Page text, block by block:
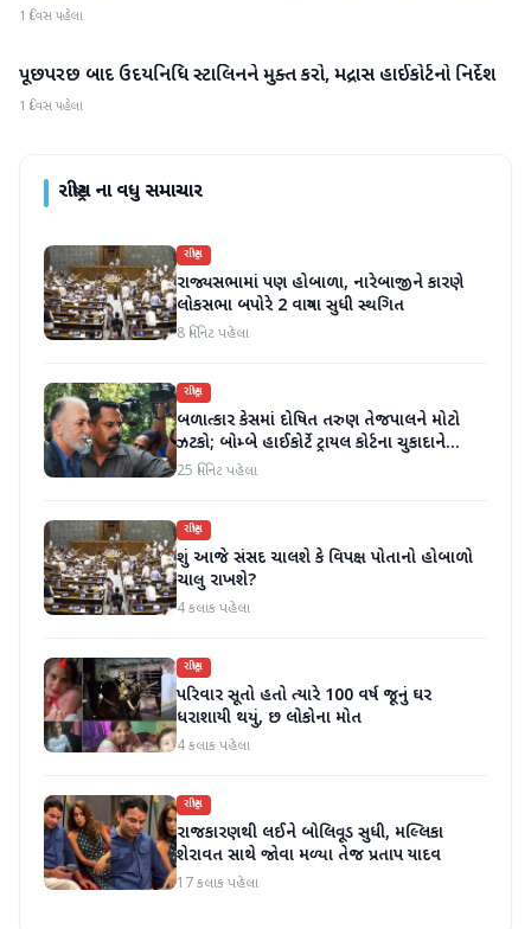
1 દિવસ પહેલા
રાષ્ટ્રીય
પૂછપરછ બાદ ઉદયનિધિ સ્ટાલિનને મુક્ત કરો, મદ્રાસ હાઈકોર્ટનો નિર્દેશ
1 દિવસ પહેલા
રાષ્ટ્રીયના વધુ સમાચાર
રાષ્ટ્રીય
રાજ્યસભામાં પણ હોબાળા, નારેબાજીને કારણે
લોકસભા બપોરે 2 વાગ્યા સુધી સ્થગિત
8 મિનિટ પહેલા
રાષ્ટ્રીય
બળાત્કાર કેસમાં દોષિત તરુણ તેજપાલને મોટો
ઝટકો; બોમ્બે હાઈકોર્ટે ટ્રાયલ કોર્ટના ચુકાદાને
ઉલટાવી દીધો
25 મિનિટ પહેલા
રાષ્ટ્રીય
શું આજે સંસદ ચાલશે કે વિપક્ષ પોતાનો હોબાળો
ચાલુ રાખશે?
4 કલાક પહેલા
રાષ્ટ્રીય
પરિવાર સૂતો હતો ત્યારે 100 વર્ષ જૂનું ઘર
ધરાશાયી થયું, છ લોકોના મોત
4 કલાક પહેલા
રાષ્ટ્રીય
રાજકારણથી લઈને બોલિવૂડ સુધી, મલ્લિકા
શેરાવત સાથે જોવા મળ્યા તેજ પ્રતાપ યાદવ
17 કલાક પહેલા